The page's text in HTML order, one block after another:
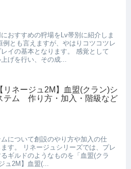
おすすめの狩場をLv帯別に紹介しま
とも言えますが、やはりコツコツレ
イの基本となります。 感覚として
げを行い、その成...
【リネージュ2M】血盟(クラン)シ
テム 作り方・加入・階級など
について創設のやり方や加入の仕
す。 リネージュシリーズでは、プレ
ギルドのようなものを「血盟(クラ
ュ2M】血盟(...